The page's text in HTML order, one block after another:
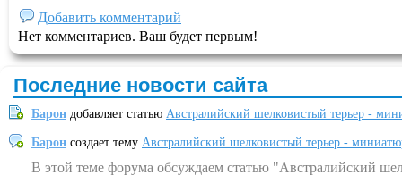
Добавить комментарий
Нет комментариев. Ваш будет первым!
Последние новости сайта
Барон добавляет статью Австралийский шелковистый терьер -
Барон создает тему Австралийский шелковистый терьер -
В этой теме форума обсуждаем статью "Австралийский